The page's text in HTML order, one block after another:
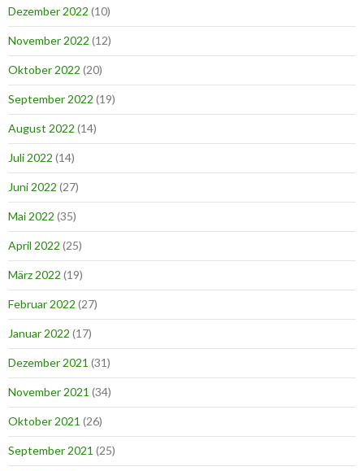
Dezember 2022 (10)
November 2022 (12)
Oktober 2022 (20)
September 2022 (19)
August 2022 (14)
Juli 2022 (14)
Juni 2022 (27)
Mai 2022 (35)
April 2022 (25)
März 2022 (19)
Februar 2022 (27)
Januar 2022 (17)
Dezember 2021 (31)
November 2021 (34)
Oktober 2021 (26)
September 2021 (25)